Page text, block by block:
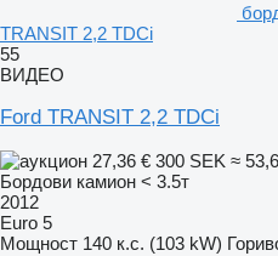
TRANSIT 2,2 TDCi
55
ВИДЕО
Ford TRANSIT 2,2 TDCi
27,36 € 300 SEK ≈
Бордови камион < 3.5т
2012
Euro 5
Мощност 140 к.с. (103 kW)